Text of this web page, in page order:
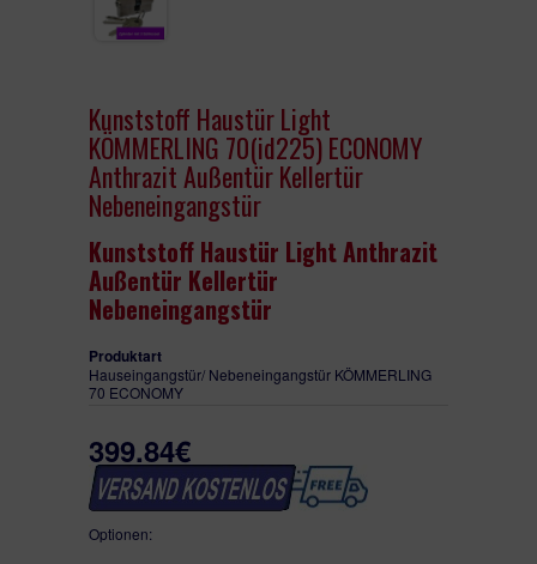
KUNSTSTOFF HAUSTÜR
TERRASSENTÜR
LAGER FENSTER
Kunststoff Haustür Light
KÖMMERLING 70(id225) ECONOMY
Anthrazit Außentür Kellertür
Nebeneingangstür
Kunststoff Haustür Light Anthrazit
Außentür Kellertür
Nebeneingangstür
Produktart
Hauseingangstür/ Nebeneingangstür KÖMMERLING
70 ECONOMY
FarbeAnthrazit außen /
weiß innen
Breite
88-110 cm
Höhe
198-210 cm
399.84€
Optionen: